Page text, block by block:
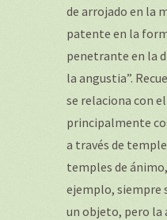
de arrojado en la
patente en la
penetrante en la
la angustia”.
se relaciona con
principalmente
a través de
temples de
ejemplo, siempre
un objeto, pero la